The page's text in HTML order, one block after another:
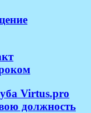
Virtus.pro
должность